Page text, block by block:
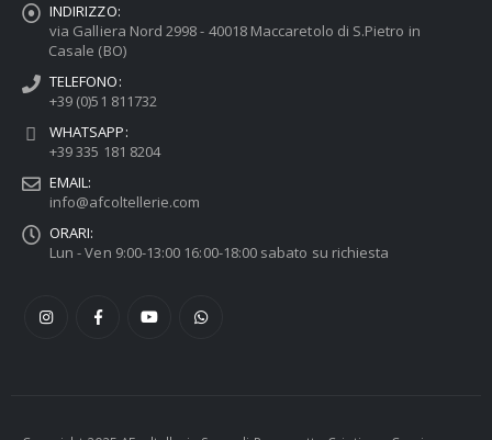
INDIRIZZO:
via Galliera Nord 2998 - 40018 Maccaretolo di S.Pietro in
Casale (BO)
TELEFONO:
+39 (0)51 811732
WHATSAPP:
+39 335 181 8204
EMAIL:
info@afcoltellerie.com
ORARI:
Lun - Ven 9:00-13:00 16:00-18:00 sabato su richiesta